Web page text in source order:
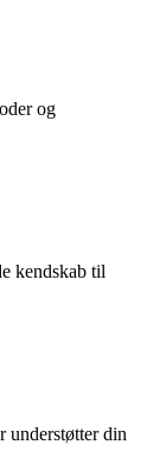
og
kendskab til
understøtter din